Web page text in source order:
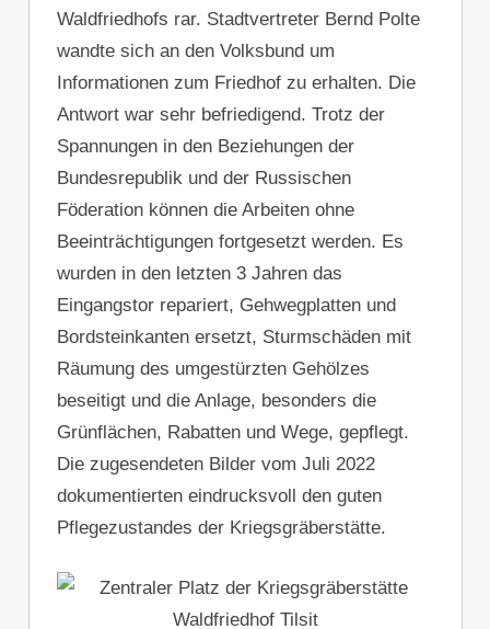
Waldfriedhofs rar. Stadtvertreter Bernd Polte
wandte sich an den Volksbund um
Informationen zum Friedhof zu erhalten. Die
Antwort war sehr befriedigend. Trotz der
Spannungen in den Beziehungen der
Bundesrepublik und der Russischen
Föderation können die Arbeiten ohne
Beeinträchtigungen fortgesetzt werden. Es
wurden in den letzten 3 Jahren das
Eingangstor repariert, Gehwegplatten und
Bordsteinkanten ersetzt, Sturmschäden mit
Räumung des umgestürzten Gehölzes
beseitigt und die Anlage, besonders die
Grünflächen, Rabatten und Wege, gepflegt.
Die zugesendeten Bilder vom Juli 2022
dokumentierten eindrucksvoll den guten
Pflegezustandes der Kriegsgräberstätte.